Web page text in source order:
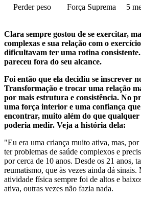
Perder peso Força Suprema 5
Clara sempre gostou de se exercitar,
complexas e sua relação com o
dificultavam ter uma rotina
pareceu fora do seu alcance.
Foi então que ela decidiu se inscrever
Transformação e trocar uma relação
por mais estrutura e consistência. No
uma força interior e uma confiança que
encontrar, muito além do que
poderia medir. Veja a história dela:
"Eu era uma criança muito ativa, mas, por
ter problemas de saúde complexos e
por cerca de 10 anos. Desde os 21 anos,
reumatismo, que às vezes ainda dá
atividade física sempre foi de altos e
ativa, outras vezes não fazia nada.